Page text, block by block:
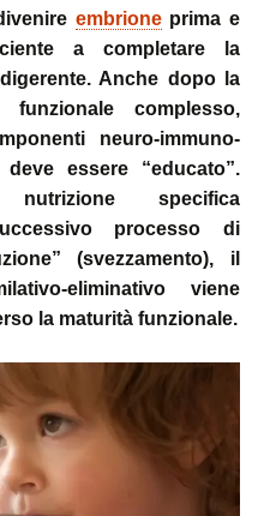
embrioneprima e
a completare la
digerente. Anche dopo la
complesso,
neuro-immuno-
essere “educato”.
nutrizione specifica
processo di
(svezzamento), il
eliminativo viene
la maturità funzionale.